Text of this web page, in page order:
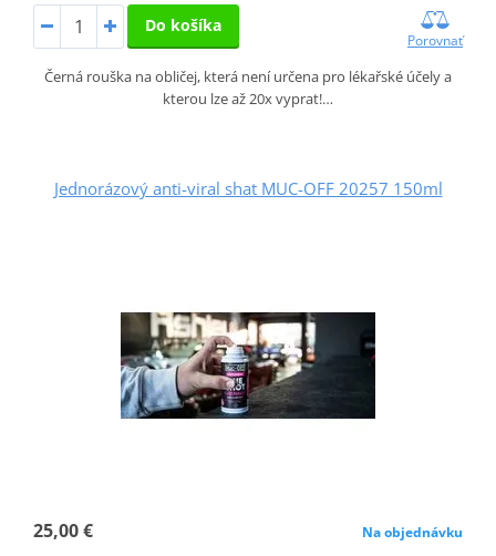
Do košíka
Porovnať
Černá rouška na obličej, která není určena pro lékařské účely a
kterou lze až 20x vyprat!…
Jednorázový anti-viral shat MUC-OFF 20257 150ml
25,00 € Na objednávku